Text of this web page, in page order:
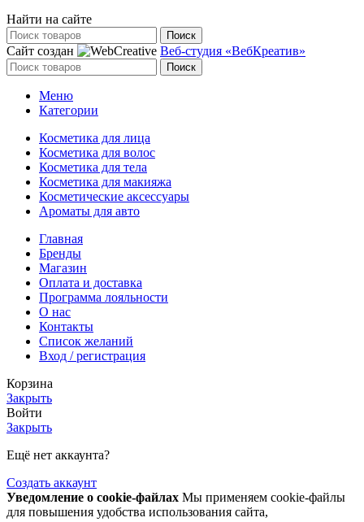
Найти на сайте
Поиск
Сайт создан Веб-студия «ВебКреатив»
Поиск
Меню
Категории
Косметика для лица
Косметика для волос
Косметика для тела
Косметика для макияжа
Косметические аксессуары
Ароматы для авто
Главная
Бренды
Магазин
Оплата и доставка
Программа лояльности
О нас
Контакты
Список желаний
Вход / регистрация
Корзина
Закрыть
Войти
Закрыть
Ещё нет аккаунта?
Создать аккаунт
Уведомление о cookie-файлах Мы применяем cookie-файлы
для повышения удобства использования сайта,